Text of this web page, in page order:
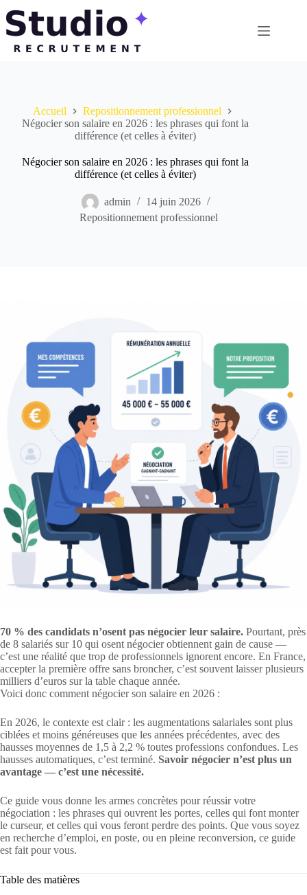
au
contenu
Accueil
Repositionnement professionnel
Négocier son salaire en 2026 : les phrases qui font la
différence (et celles à éviter)
Négocier son salaire en 2026 : les phrases qui font la
différence (et celles à éviter)
admin
14 juin 2026
Repositionnement professionnel
70 % des candidats n’osent pas négocier leur salaire. Pourtant, près
de 8 salariés sur 10 qui osent négocier obtiennent gain de cause —
c’est une réalité que trop de professionnels ignorent encore. En France,
accepter la première offre sans broncher, c’est souvent laisser plusieurs
milliers d’euros sur la table chaque année.
Voici donc comment négocier son salaire en 2026 :
En 2026, le contexte est clair : les augmentations salariales sont plus
ciblées et moins généreuses que les années précédentes, avec des
hausses moyennes de 1,5 à 2,2 % toutes professions confondues. Les
hausses automatiques, c’est terminé. Savoir négocier n’est plus un
avantage — c’est une nécessité.
Ce guide vous donne les armes concrètes pour réussir votre
négociation : les phrases qui ouvrent les portes, celles qui font monter
le curseur, et celles qui vous feront perdre des points. Que vous soyez
en recherche d’emploi, en poste, ou en pleine reconversion, ce guide
est fait pour vous.
Table des matières